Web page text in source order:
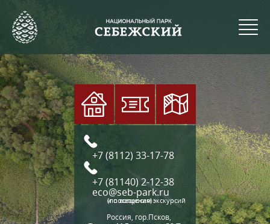
+7 (8112) 33-17-78
+7 (81140) 2-12-38
eco@seb-park.ru
(по вопросам экскурсий и посещения)
Россия, гор.Псков,